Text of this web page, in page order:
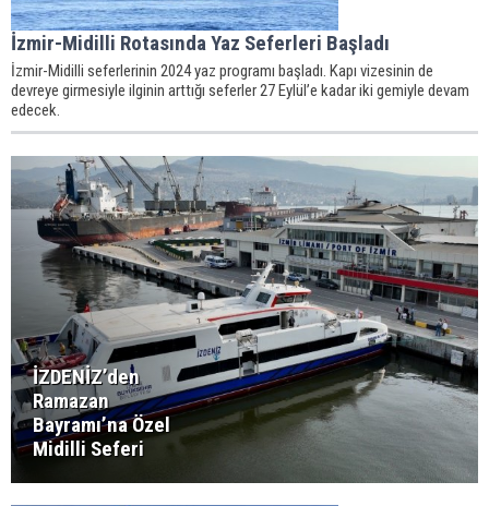
İzmir-Midilli Rotasında Yaz Seferleri Başladı
İzmir-Midilli seferlerinin 2024 yaz programı başladı. Kapı vizesinin de
devreye girmesiyle ilginin arttığı seferler 27 Eylül’e kadar iki gemiyle devam
edecek.
İZDENİZ’den
Ramazan
Bayramı’na Özel
Midilli Seferi